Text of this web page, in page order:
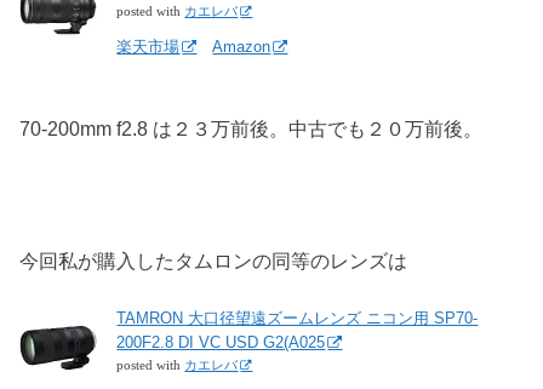
posted with カエレバ
楽天市場 Amazon
70-200mm f2.8 は２３万前後。中古でも２０万前後。
今回私が購入したタムロンの同等のレンズは
TAMRON 大口径望遠ズームレンズ ニコン用 SP70-
200F2.8 DI VC USD G2(A025
posted with カエレバ